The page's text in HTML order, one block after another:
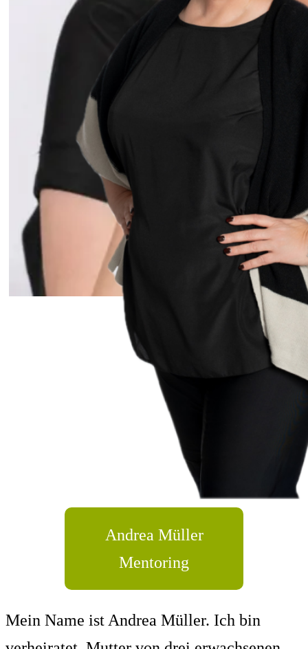
Andrea Müller
Mentoring
Mein Name ist Andrea Müller. Ich bin